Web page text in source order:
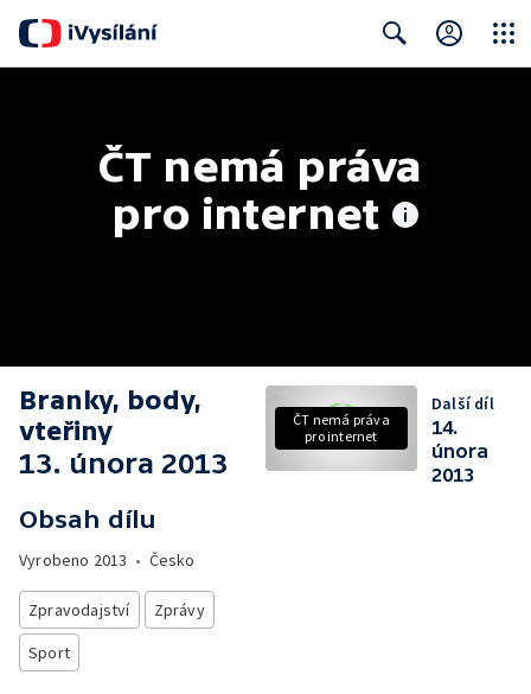
ČT nemá práva
pro internet
Branky, body,
vteřiny
13. února 2013
Obsah dílu
Vyrobeno 2013 • Česko
Zpravodajství
Zprávy
Sport
ČT nemá práva
pro internet
Další díl
14.
února
2013